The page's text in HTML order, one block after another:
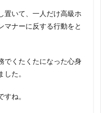
置いて、一人だけ高級ホ
マナーに反する行動をと
でくたくたになった心身
た。
ね。